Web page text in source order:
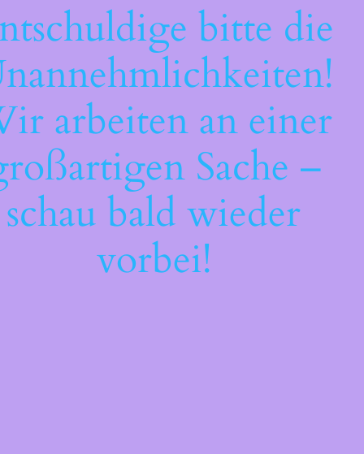
bitte die
arbeiten an einer
Sache –
schau bald wieder
vorbei!